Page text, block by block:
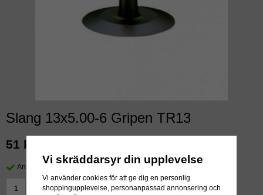
Slang 13x5.00-6 Gripen TR13
51 kr
Antal i lager: >24 st
LÄGG I VARUKORG »
Vi skräddarsyr din upplevelse
Vi använder cookies för att ge dig en personlig
shoppingupplevelse, personanpassad annonsering och